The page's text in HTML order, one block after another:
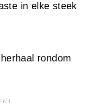
in elke steek
rondom